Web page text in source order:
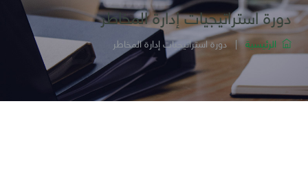
دورة استراتيجيات إدارة المخاطر
الرئيسية|دورة استراتيجيات إدارة المخاطر